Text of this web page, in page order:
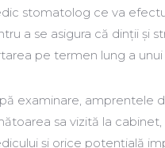
stomatolog ce va
a se asigura că dinţii şi
pe termen lung a
examinare, amprentele
sa vizită la
și orice potențială